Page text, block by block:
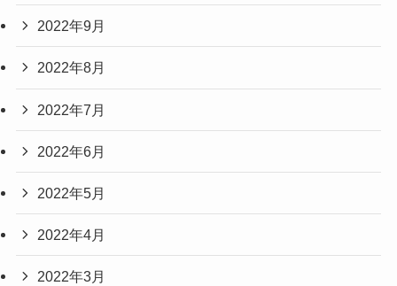
2022年9月
2022年8月
2022年7月
2022年6月
2022年5月
2022年4月
2022年3月